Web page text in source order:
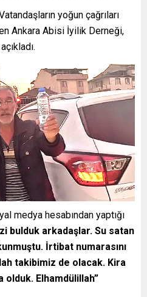
yoğun çağrıları
Ankara Abisi İyilik Derneği,
medya hesabından yaptığı
bulduk arkadaşlar. Su satan
İrtibat numarasını
takibimiz de olacak. Kira
olduk. Elhamdülillah”